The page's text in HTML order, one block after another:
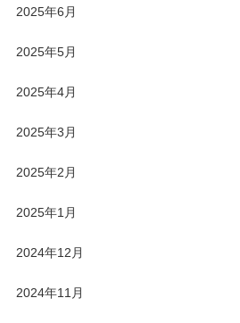
2025年6月
2025年5月
2025年4月
2025年3月
2025年2月
2025年1月
2024年12月
2024年11月